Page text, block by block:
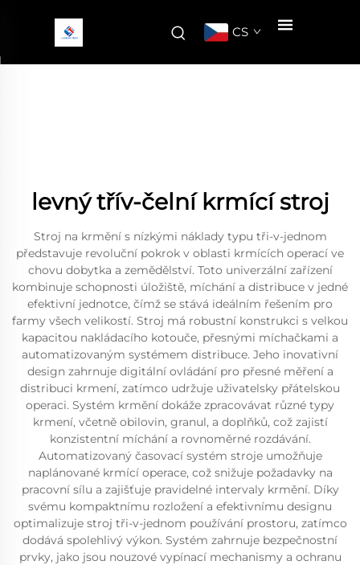
CS
levný třív-čelní krmící stroj
Stroj na krmění s nízkými náklady typu tři-v-jednom
představuje revoluční pokrok v oblasti krmících operací ve
chovu dobytka a zemědělství. Toto univerzální zařízení
kombinuje schopnosti úložiště, míchání a distribuce v jedné
efektivní jednotce, čímž se stává ideálním řešením pro
farmy všech velikostí. Stroj má robustní konstrukci s velkou
kapacitou nakládacího kotouče, přesnými míchačkami a
automatizovaným systémem distribuce. Jeho inovativní
design zahrnuje digitální ovládání pro přesné měření a
distribuci krmení, zatímco udržuje uživatelsky přátelskou
operaci. Systém krmění dokáže zpracovávat různé typy
krmení, včetně obilovin, granul, a doplňků, což zajistí
konzistentní míchání a rovnoměrné rozdávání.
Automatizovaný časovací systém stroje umožňuje
naplánované krmící operace, což snižuje požadavky na
pracovní sílu a zajišťuje pravidelné intervaly krmění. Díky
svému kompaktnímu rozložení a efektivnímu designu
optimalizuje stroj tři-v-jednom používání prostoru, zatímco
dodává spolehlivý výkon. Systém zahrnuje bezpečnostní
prvky, jako jsou nouzové vypínací mechanismy a ochranu